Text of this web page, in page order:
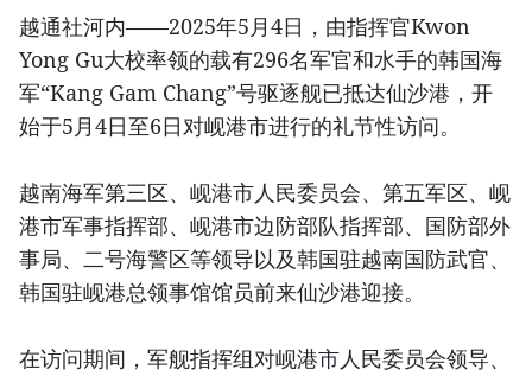
越通社河内——2025年5月4日，由指挥官Kwon
Yong Gu大校率领的载有296名军官和水手的韩国海
军“Kang Gam Chang”号驱逐舰已抵达仙沙港，开
始于5月4日至6日对岘港市进行的礼节性访问。
越南海军第三区、岘港市人民委员会、第五军区、岘
港市军事指挥部、岘港市边防部队指挥部、国防部外
事局、二号海警区等领导以及韩国驻越南国防武官、
韩国驻岘港总领事馆馆员前来仙沙港迎接。
在访问期间，军舰指挥组对岘港市人民委员会领导、